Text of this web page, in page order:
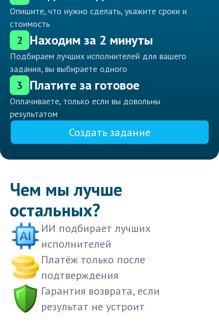
Опишите, что нужно сделать, укажите сроки и
стоимость
2 Находим за 2 минуты
Подбираем лучших исполнителей для вашего
задания, вы выбираете одного
3 Платите за готовое
Оплачиваете, только если вы довольны
результатом
Создать задание
Чем мы лучше
остальных?
ИИ подбирает лучших
исполнителей
Платёж только после
подтверждения
Гарантия возврата, если
результат не устроит